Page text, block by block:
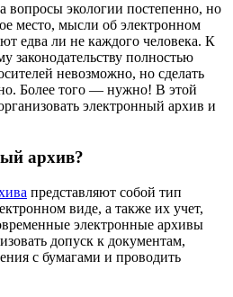
вопросы экологии постепенно, но
место, мысли об электронном
едва ли не каждого человека. К
законодательству полностью
невозможно, но сделать
Более того — нужно! В этой
электронный архив и
архив?
представляют собой тип
виде, а также их учет,
электронные архивы
допуск к документам,
с бумагами и проводить